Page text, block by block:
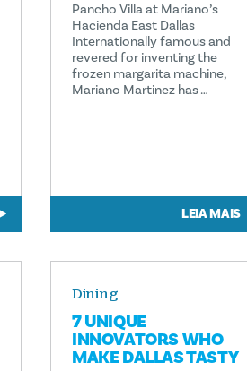
Pancho Villa at Mariano’s
Hacienda East Dallas
Internationally famous and
revered for inventing the
frozen margarita machine,
Mariano Martinez has …
LEIA MAIS
Dining
7 UNIQUE
INNOVATORS WHO
MAKE DALLAS TASTY